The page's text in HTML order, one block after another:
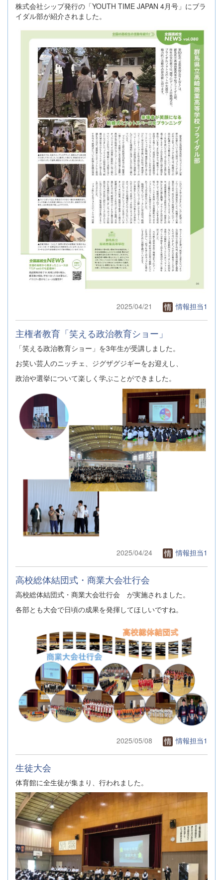
株式会社シップ発行の「YOUTH TIME JAPAN 4月号」にブラ
イダル部が紹介されました。
2025/04/21 情報担当1
主権者教育「笑える政治教育ショー」
「笑える政治教育ショー」を3年生が受講しました。
お笑い芸人のニッチェ、ジグザグジギーをお迎えし、
政治や選挙について楽しく学ぶことができました。
2025/04/24 情報担当1
高校総体結団式・商業大会壮行会
高校総体結団式・商業大会壮行会 が実施されました。
各部とも大会で日頃の成果を発揮してほしいですね。
2025/05/08 情報担当1
生徒大会
体育館に全生徒が集まり、行われました。